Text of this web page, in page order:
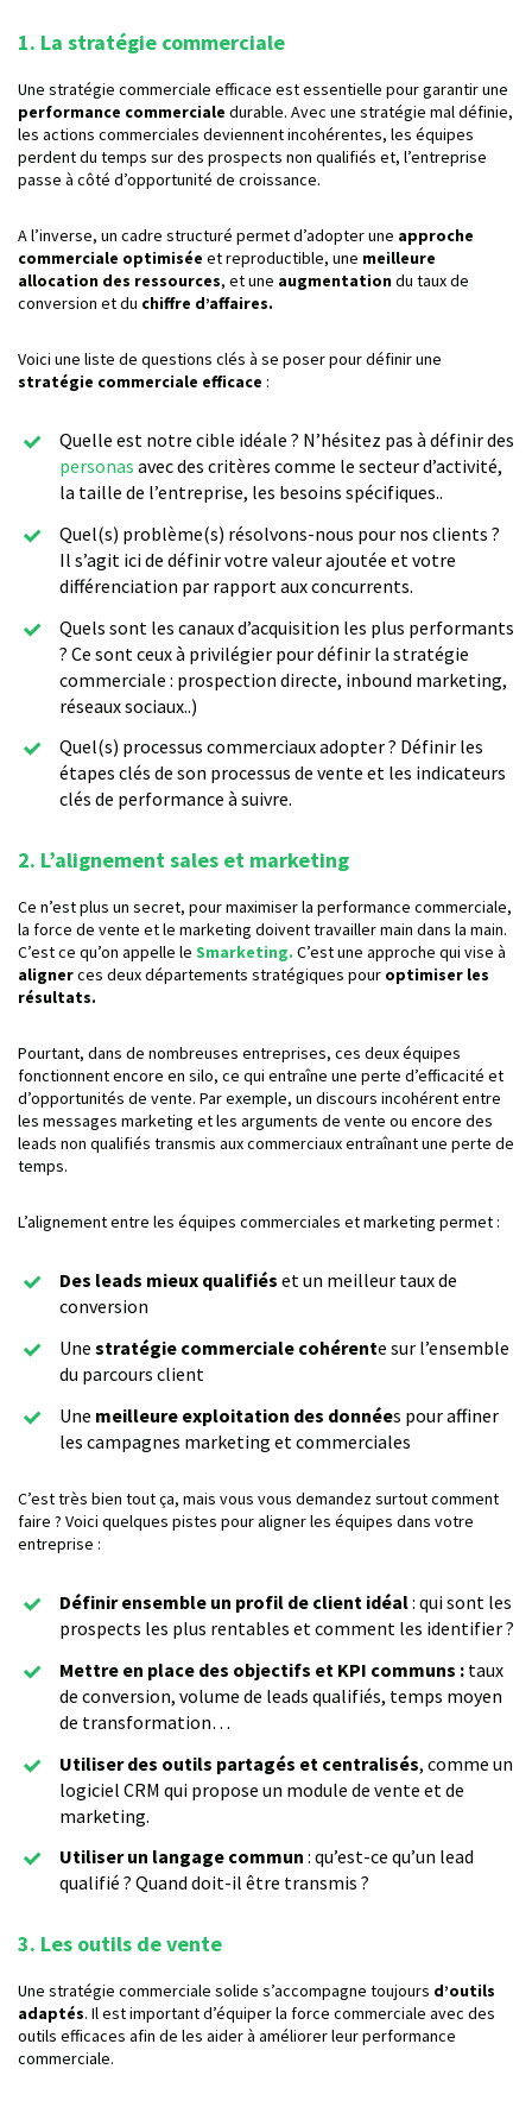
1. La stratégie commerciale
Une stratégie commerciale efficace est essentielle pour garantir une
performance commerciale durable. Avec une stratégie mal définie,
les actions commerciales deviennent incohérentes, les équipes
perdent du temps sur des prospects non qualifiés et, l’entreprise
passe à côté d’opportunité de croissance.
A l’inverse, un cadre structuré permet d’adopter une approche
commerciale optimisée et reproductible, une meilleure
allocation des ressources, et une augmentationdu taux de
conversion et du chiffre d’affaires.
Voici une liste de questions clés à se poser pour définir une
stratégie commerciale efficace :
Quelle est notre cible idéale ? N’hésitez pas à définir des
personas avec des critères comme le secteur d’activité,
la taille de l’entreprise, les besoins spécifiques..
Quel(s) problème(s) résolvons-nous pour nos clients ?
Il s’agit ici de définir votre valeur ajoutée et votre
différenciation par rapport aux concurrents.
Quels sont les canaux d’acquisition les plus performants
? Ce sont ceux à privilégier pour définir la stratégie
commerciale : prospection directe, inbound marketing,
réseaux sociaux..)
Quel(s) processus commerciaux adopter ? Définir les
étapes clés de son processus de vente et les indicateurs
clés de performance à suivre.
2. L’alignement sales et marketing
Ce n’est plus un secret, pour maximiser la performance commerciale,
la force de vente et le marketing doivent travailler main dans la main.
C’est ce qu’on appelle le Smarketing. C’est une approche qui vise à
alignerces deux départements stratégiques pour optimiser les
résultats.
Pourtant, dans de nombreuses entreprises, ces deux équipes
fonctionnent encore en silo, ce qui entraîne une perte d’efficacité et
d’opportunités de vente. Par exemple, un discours incohérent entre
les messages marketing et les arguments de vente ou encore des
leads non qualifiés transmis aux commerciaux entraînant une perte de
temps.
L’alignement entre les équipes commerciales et marketing permet :
Des leads mieux qualifiés et un meilleur taux de
conversion
Une stratégie commerciale cohérente sur l’ensemble
du parcours client
Une meilleure exploitation des données pour affiner
les campagnes marketing et commerciales
C’est très bien tout ça, mais vous vous demandez surtout comment
faire ? Voici quelques pistes pour aligner les équipes dans votre
entreprise :
Définir ensemble un profil de client idéal: qui sont les
prospects les plus rentables et comment les identifier ?
Mettre en place des objectifs et KPI communs : taux
de conversion, volume de leads qualifiés, temps moyen
de transformation…
Utiliser des outils partagés et centralisés, comme un
logiciel CRM qui propose un module de vente et de
marketing.
Utiliser un langage commun : qu’est-ce qu’un lead
qualifié ? Quand doit-il être transmis ?
3. Les outils de vente
Une stratégie commerciale solide s’accompagne toujours d’outils
adaptés. Il est important d’équiper la force commerciale avec des
outils efficaces afin de les aider à améliorer leur performance
commerciale.